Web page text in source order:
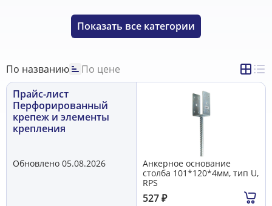
Перфолента монтажная12
Пластина крепежная перфорированная40
Подвесы, крабы для ГКЛ, тяги6
Скоба монтажная U-образная DIN3570 (аналог ETR)
Скобяные изделия35
Струбцина монтажная, крепеж для профнастила (Россия)
10
Уголки, пластины крепежные декоративные32
Уголки, профили алюминиевые
Уголок крепежный перфорированный
Хомут SPRINKLER
Показать все категории
По названию
По цене
Прайс-лист
Перфорированный
крепеж и элементы
крепления
Обновлено 05.08.2026
Анкерное основание
столба 101*120*4мм, тип U,
RPS
527₽